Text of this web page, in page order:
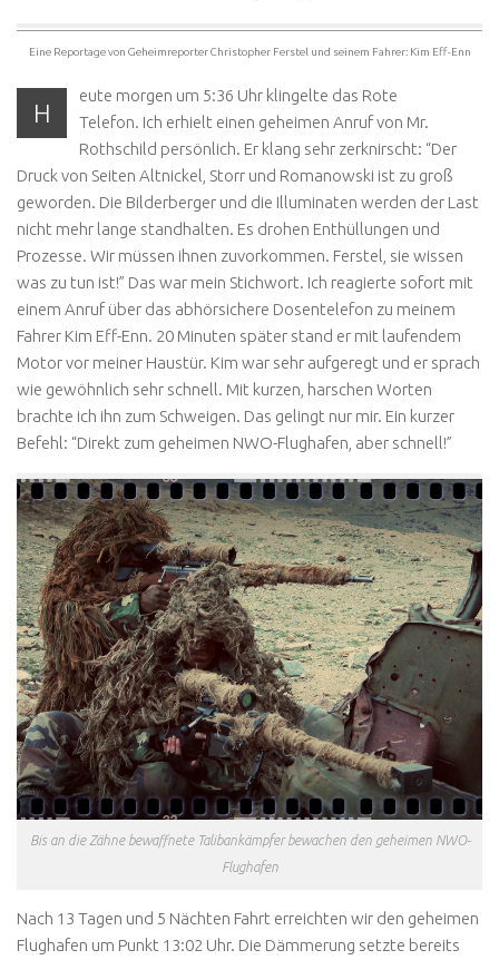
Eine Reportage von Geheimreporter Christopher Ferstel und seinem Fahrer: Kim Eff-Enn
H
eute morgen um 5:36 Uhr klingelte das Rote
Telefon. Ich erhielt einen geheimen Anruf von Mr.
Rothschild persönlich. Er klang sehr zerknirscht: “Der
Druck von Seiten Altnickel, Storr und Romanowski ist zu groß
geworden. Die Bilderberger und die Illuminaten werden der Last
nicht mehr lange standhalten. Es drohen Enthüllungen und
Prozesse. Wir müssen ihnen zuvorkommen. Ferstel, sie wissen
was zu tun ist!” Das war mein Stichwort. Ich reagierte sofort mit
einem Anruf über das abhörsichere Dosentelefon zu meinem
Fahrer Kim Eff-Enn. 20 Minuten später stand er mit laufendem
Motor vor meiner Haustür. Kim war sehr aufgeregt und er sprach
wie gewöhnlich sehr schnell. Mit kurzen, harschen Worten
brachte ich ihn zum Schweigen. Das gelingt nur mir. Ein kurzer
Befehl: “Direkt zum geheimen NWO-Flughafen, aber schnell!”
Bis an die Zähne bewaffnete Talibankämpfer bewachen den geheimen NWO-
Flughafen
Nach 13 Tagen und 5 Nächten Fahrt erreichten wir den geheimen
Flughafen um Punkt 13:02 Uhr. Die Dämmerung setzte bereits